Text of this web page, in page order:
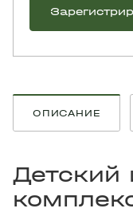
ОПИСАНИЕ
Детский